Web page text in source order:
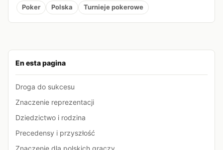
En esta pagina
Droga do sukcesu
Znaczenie reprezentacji
Dziedzictwo i rodzina
Precedensy i przyszłość
Znaczenie dla polskich graczy
Poker Polska Turnieje pokerowe